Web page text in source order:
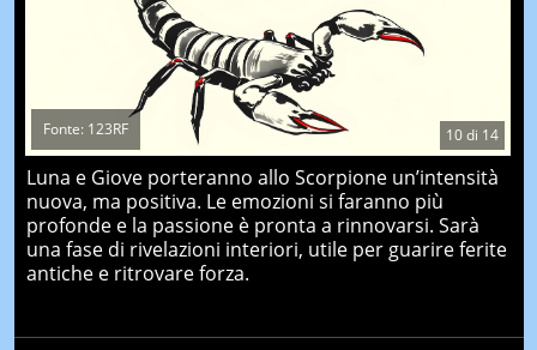
10di 14
Fonte: 123RF
Luna e Giove porteranno allo Scorpione un’intensità
nuova, ma positiva. Le emozioni si faranno più
profonde e la passione è pronta a rinnovarsi. Sarà
una fase di rivelazioni interiori, utile per guarire ferite
antiche e ritrovare forza.